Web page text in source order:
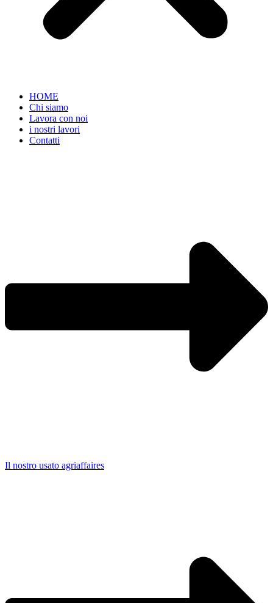
HOME
Chi siamo
Lavora con noi
i nostri lavori
Contatti
Il nostro usato agriaffaires